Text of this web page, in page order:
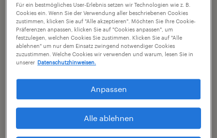
Für ein bestmögliches User-Erlebnis setzen wir Technologien wie z. B.
Cookies ein. Wenn Sie der Verwendung aller beschriebenen Cookies
zustimmen, klicken Sie auf "Alle akzeptieren". Möchten Sie Ihre Cookie-
Präferenzen anpassen, klicken Sie auf "Cookies anpassen", um
festzulegen, welchen Cookies Sie zustimmen. Klicken Sie auf "Alle
ablehnen" um nur dem Einsatz zwingend notwendiger Cookies
zuzustimmen. Welche Cookies wir verwenden und warum, lesen Sie in
unserer Datenschutzhinweisen.
Anpassen
Alle ablehnen